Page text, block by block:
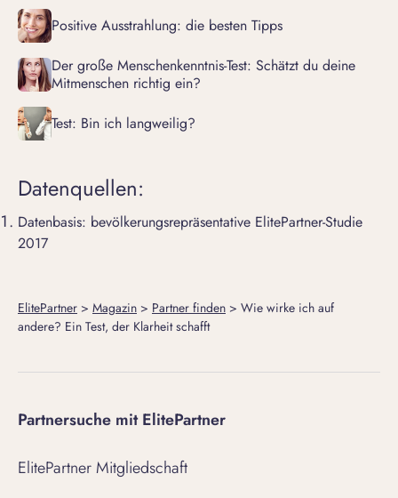
Positive Ausstrahlung: die besten Tipps
Der große Menschenkenntnis-Test: Schätzt du deine
Mitmenschen richtig ein?
Test: Bin ich langweilig?
Datenquellen:
Datenbasis: bevölkerungsrepräsentative ElitePartner-Studie
2017
ElitePartner > Magazin > Partner finden > Wie wirke ich auf
andere? Ein Test, der Klarheit schafft
Partnersuche mit ElitePartner
ElitePartner Mitgliedschaft